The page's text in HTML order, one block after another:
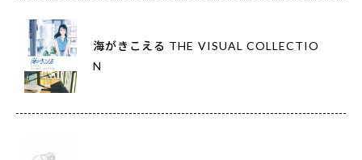
海がきこえる THE VISUAL COLLECTIO
N